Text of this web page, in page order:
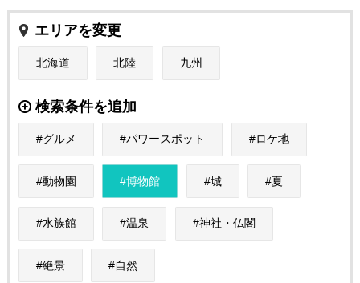
エリアを変更
北海道 北陸 九州
検索条件を追加
グルメ パワースポット ロケ地
動物園 博物館 城 夏
水族館 温泉 神社・仏閣
絶景 自然